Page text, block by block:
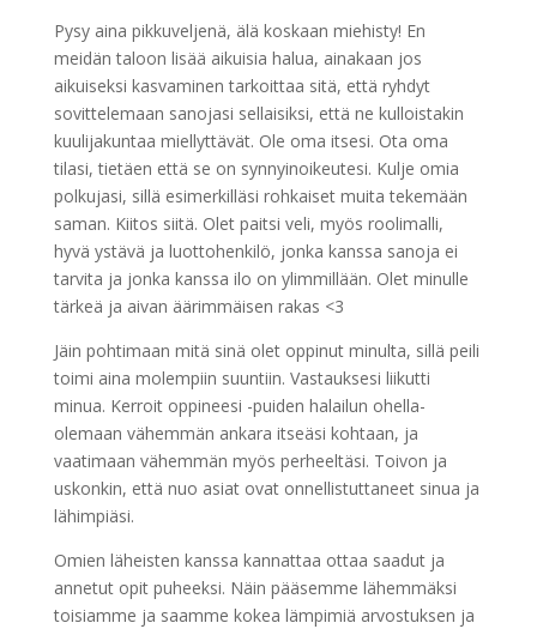
Pysy aina pikkuveljenä, älä koskaan miehisty! En
meidän taloon lisää aikuisia halua, ainakaan jos
aikuiseksi kasvaminen tarkoittaa sitä, että ryhdyt
sovittelemaan sanojasi sellaisiksi, että ne kulloistakin
kuulijakuntaa miellyttävät. Ole oma itsesi. Ota oma
tilasi, tietäen että se on synnyinoikeutesi. Kulje omia
polkujasi, sillä esimerkilläsi rohkaiset muita tekemään
saman. Kiitos siitä. Olet paitsi veli, myös roolimalli,
hyvä ystävä ja luottohenkilö, jonka kanssa sanoja ei
tarvita ja jonka kanssa ilo on ylimmillään. Olet minulle
tärkeä ja aivan äärimmäisen rakas <3
Jäin pohtimaan mitä sinä olet oppinut minulta, sillä peili
toimi aina molempiin suuntiin. Vastauksesi liikutti
minua. Kerroit oppineesi -puiden halailun ohella-
olemaan vähemmän ankara itseäsi kohtaan, ja
vaatimaan vähemmän myös perheeltäsi. Toivon ja
uskonkin, että nuo asiat ovat onnellistuttaneet sinua ja
lähimpiäsi.
Omien läheisten kanssa kannattaa ottaa saadut ja
annetut opit puheeksi. Näin pääsemme lähemmäksi
toisiamme ja saamme kokea lämpimiä arvostuksen ja